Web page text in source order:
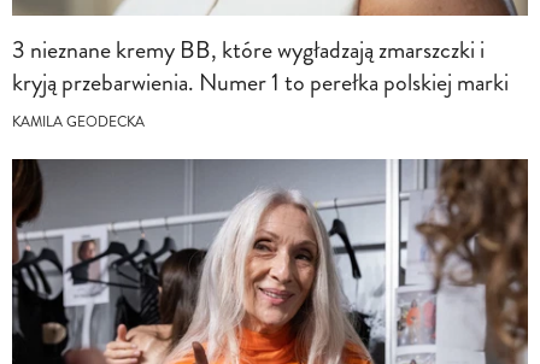
3 nieznane kremy BB, które wygładzają zmarszczki i
kryją przebarwienia. Numer 1 to perełka polskiej marki
KAMILA GEODECKA